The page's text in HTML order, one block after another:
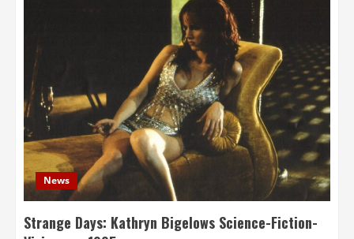
News
Strange Days: Kathryn Bigelows Science-Fiction-